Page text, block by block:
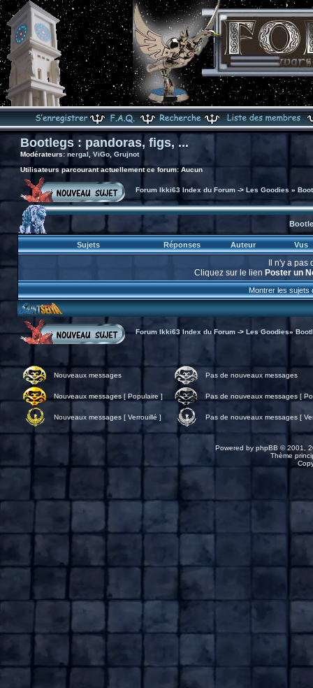
Bootlegs : pandoras, figs, ...
Modérateurs: nergal ViGo, Grujnot
Utilisateurs parcourant actuellement ce forum: Aucun
Forum Ikki63 Index du Forum-> Les Goodies »
Sujets Réponses Auteur Vus
Il n'y a
Cliquez sur le lien Poster un
Montrer les sujets
Forum Ikki63 Index du Forum-> Les Goodies»
Nouveaux messages Pas de nouveaux messages
Nouveaux messages [ Populaire ] Pas de nouveaux messages [
Nouveaux messages [ Verrouillé ] Pas de nouveaux messages [
Powered by phpBB © 2001,
Thème